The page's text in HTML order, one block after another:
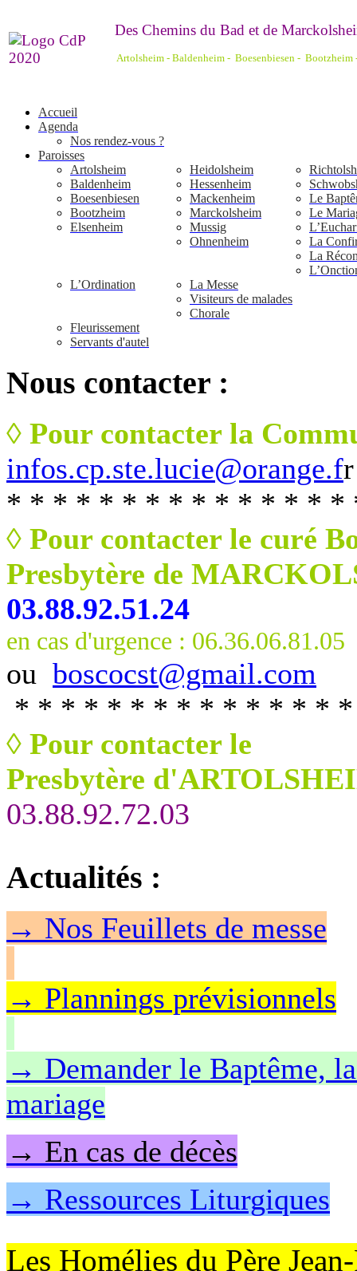
Des Chemins du Bad et de
Artolsheim - Baldenheim - Boesenbiesen -
Accueil
Agenda
Nos rendez-vous ?
Paroisses
Artolsheim
Baldenheim
Boesenbiesen
Bootzheim
Elsenheim
Heidolsheim
Hessenheim
Mackenheim
Marckolsheim
Mussig
Ohnenheim
Le
Le
La
La
L’Ordination
La Messe
Visiteurs de malades
Chorale
Fleurissement
Servants d'autel
Nous contacter :
◊ Pour contacter la
infos.cp.ste.lucie@orange.fr
* * * * * * * * * * * * * * *
◊ Pour contacter le curé
Presbytère de
03.88.92.51.24
en cas d'urgence : 06.36.06.81.05
ou boscocst@gmail.com
* * * * * * * * * * * * * *
◊ Pour contacter le
Presbytère
03.88.92.72.03
Actualités :
→ Nos Feuillets de messe
→ Plannings prévisionnels
→ Demander le Baptême,
mariage
→ En cas de décès
→ Ressources Liturgiques
Les Homélies du Père